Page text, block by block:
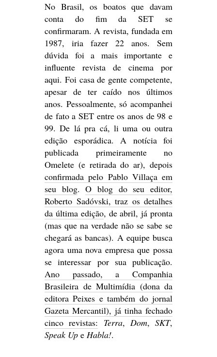
No Brasil, os boatos que davam
conta do fim da SET se
confirmaram. A revista, fundada em
1987, iria fazer 22 anos. Sem
dúvida foi a mais importante e
influente revista de cinema por
aqui. Foi casa de gente competente,
apesar de ter caído nos últimos
anos. Pessoalmente, só acompanhei
de fato a SET entre os anos de 98 e
99. De lá pra cá, li uma ou outra
edição esporádica. A notícia foi
publicada primeiramente no
Omelete (e retirada do ar), depois
confirmada pelo Pablo Villaça em
seu blog.O blog do seu editor,
Roberto Sadóvski, traz os detalhes
da última edição, de abril, já pronta
(mas que na verdade não se sabe se
chegará as bancas). A equipe busca
agora uma nova empresa que possa
se interessar por sua publicação.
Ano passado, a Companhia
Brasileira de Multimídia (dona da
editora Peixes e também do jornal
Gazeta Mercantil), já tinha fechado
cinco revistas: Terra, Dom, SKT,
Speak Up e Habla!.